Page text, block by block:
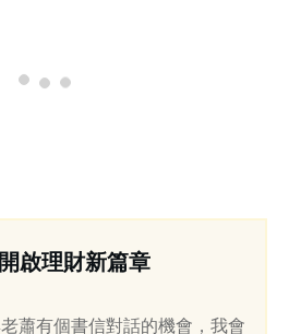
啟理財新篇章
蕭有個書信對話的機會，我會